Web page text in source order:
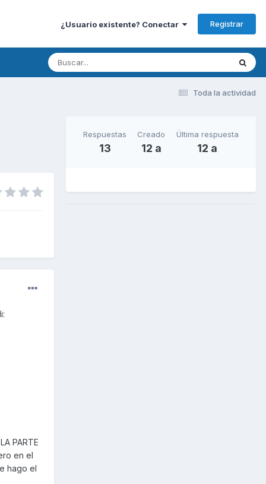
¿Usuario existente? Conectar Registrar
Toda la actividad
PARTE
en el
hago el
Respuestas
13
Creado
12 a
Última respuesta
12 a